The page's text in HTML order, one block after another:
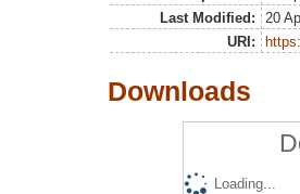
Last Modified:
20
URI:
Downloads
Loading...